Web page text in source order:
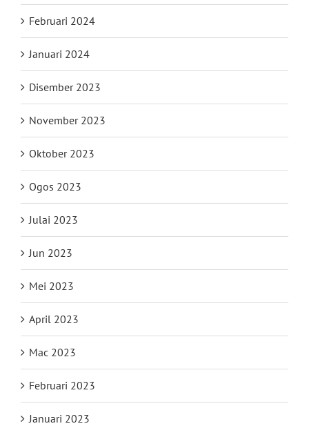
Februari 2024
Januari 2024
Disember 2023
November 2023
Oktober 2023
Ogos 2023
Julai 2023
Jun 2023
Mei 2023
April 2023
Mac 2023
Februari 2023
Januari 2023